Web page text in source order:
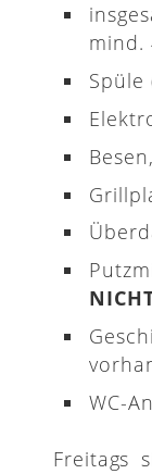
mind.
Spüle
WC-
Freitags